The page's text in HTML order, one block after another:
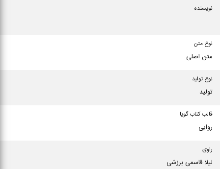
نویسنده
نوع متن
متن اصلی
نوع تولید
تولید
قالب کتاب گویا
روایی
راوی
لیلا قاسمی برزشی